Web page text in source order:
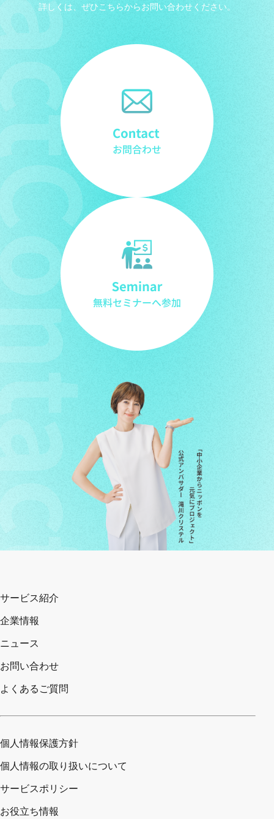
詳しくは、ぜひこちらからお問い合わせください。
サービス紹介
企業情報
ニュース
お問い合わせ
よくあるご質問
個人情報保護方針
個人情報の取り扱いについて
サービスポリシー
お役立ち情報